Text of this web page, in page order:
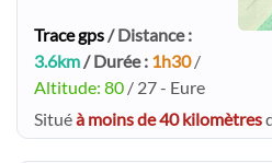
Trace gps/ Distance :
3.6km/ Durée : 1h30/
Altitude: 80 / 27 - Eure
Situéà moins de 40 kilomètres